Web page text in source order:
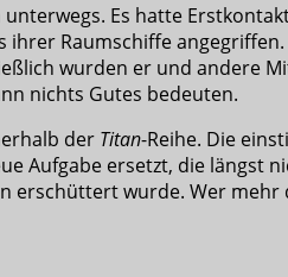
Es hatte
Raumschiffe
wurden er und andere
nichts Gutes bedeuten.
der Titan-Reihe. Die
Aufgabe ersetzt, die
erschüttert wurde. Wer